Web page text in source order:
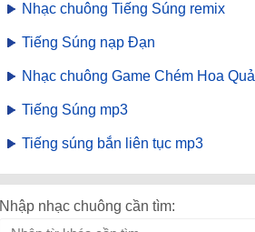
Nhạc chuông Tiếng Súng remix
Tiếng Súng nạp Đạn
Nhạc chuông Game Chém Hoa Quả
Tiếng Súng mp3
Tiếng súng bắn liên tục mp3
Nhập nhạc chuông cần tìm: